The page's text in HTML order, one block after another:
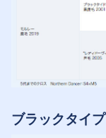
ブラックタイプ